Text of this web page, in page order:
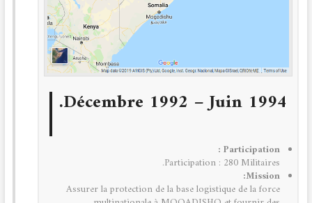
Décembre 1992 – Juin 1994.
Participation :
Participation : 280 Militaires.
Mission:
Assurer la protection de la base logistique de la force